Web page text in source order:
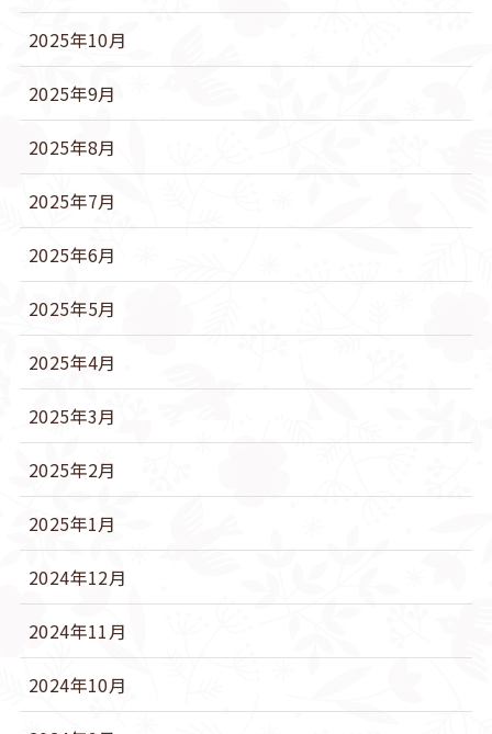
2025年10月
2025年9月
2025年8月
2025年7月
2025年6月
2025年5月
2025年4月
2025年3月
2025年2月
2025年1月
2024年12月
2024年11月
2024年10月